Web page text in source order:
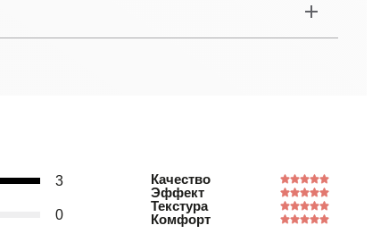
3
0
Качество
Эффект
Текстура
Комфорт